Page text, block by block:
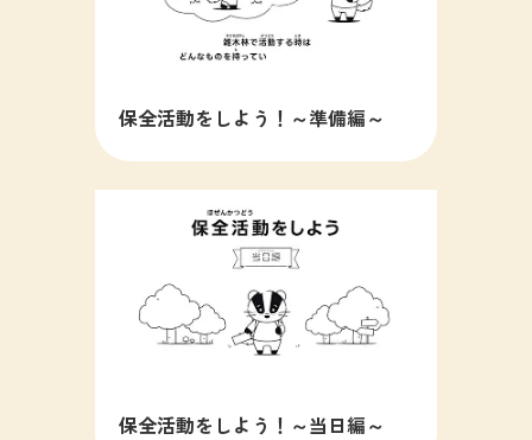
保全活動をしよう！～準備編～
保全活動をしよう！～当日編～